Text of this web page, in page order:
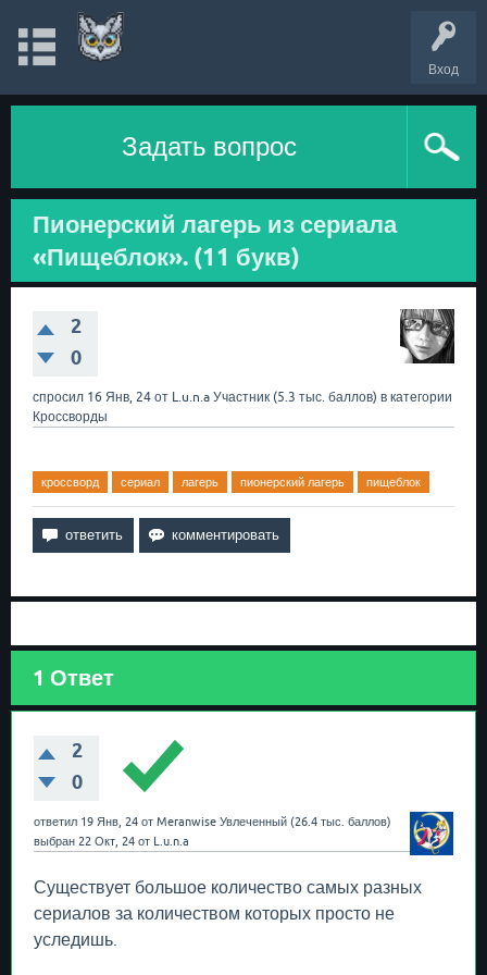
Вход
Задать вопрос
Пионерский лагерь из сериала
«Пищеблок». (11 букв)
2
0
спросил 16 Янв, 24 от L.u.n.a Участник (5.3 тыс. баллов) в категории
Кроссворды
кроссворд сериал лагерь пионерский лагерь пищеблок
1 Ответ
2
0
ответил 19 Янв, 24 от Meranwise Увлеченный (26.4 тыс. баллов)
выбран 22 Окт, 24 от L.u.n.a
Существует большое количество самых разных
сериалов за количеством которых просто не
уследишь.